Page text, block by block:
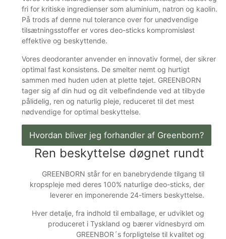
fri for kritiske ingredienser som aluminium, natron og kaolin.
På trods af denne nul tolerance over for unødvendige
tilsætningsstoffer er vores deo-sticks kompromisløst
effektive og beskyttende.
Vores deodoranter anvender en innovativ formel, der sikrer
optimal fast konsistens. De smelter nemt og hurtigt
sammen med huden uden at plette tøjet. GREENBORN
tager sig af din hud og dit velbefindende ved at tilbyde
pålidelig, ren og naturlig pleje, reduceret til det mest
nødvendige for optimal beskyttelse.
Hvordan bliver jeg forhandler af Greenborn?
Ren beskyttelse døgnet rundt
GREENBORN står for en banebrydende tilgang til
kropspleje med deres 100% naturlige deo-sticks, der
leverer en imponerende 24-timers beskyttelse.
Hver detalje, fra indhold til emballage, er udviklet og
produceret i Tyskland og bærer vidnesbyrd om
GREENBOR´s forpligtelse til kvalitet og